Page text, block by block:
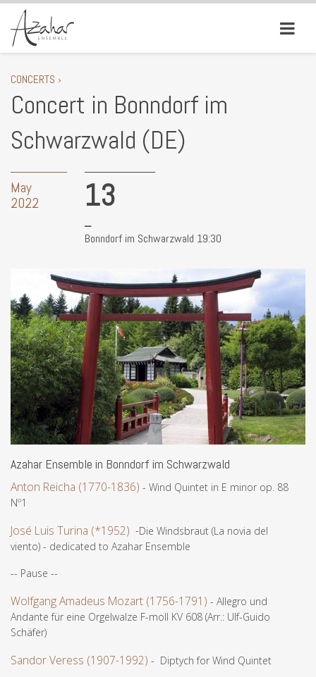
CONCERTS ›
Concert in Bonndorf im
Schwarzwald (DE)
May
2022
13
Bonndorf im Schwarzwald 19:30
Azahar Ensemble in Bonndorf im Schwarzwald
Anton Reicha (1770-1836) - Wind Quintet in E minor op. 88
Nº1
José Luis Turina (*1952) -Die Windsbraut (La novia del
viento) - dedicated to Azahar Ensemble
-- Pause --
Wolfgang Amadeus Mozart (1756-1791) - Allegro und
Andante für eine Orgelwalze F-moll KV 608 (Arr.: Ulf-Guido
Schäfer)
Sandor Veress (1907-1992) - Diptych for Wind Quintet